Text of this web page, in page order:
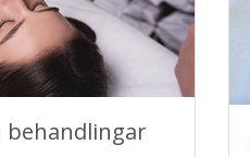
behandlingar